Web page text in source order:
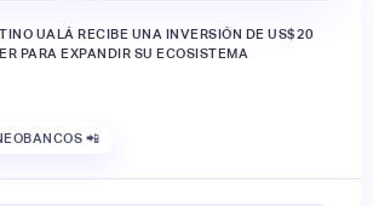
UALÁ RECIBE UNA INVERSIÓN DE US$20
PARA EXPANDIR SU ECOSISTEMA
📲